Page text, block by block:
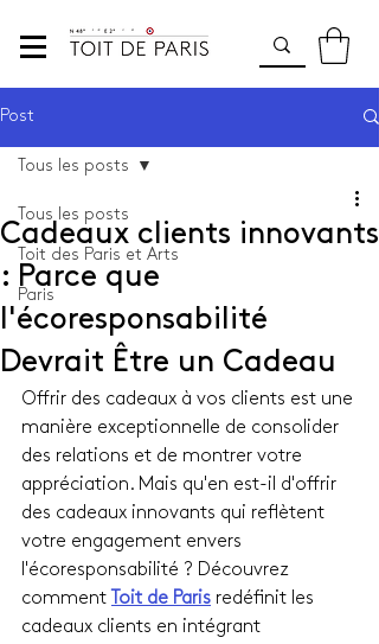
Post
Tous les posts
Toit des Paris et Arts
Paris
Tous les posts
Cadeaux clients innovants
: Parce que
l'écoresponsabilité
Devrait Être un Cadeau
Offrir des cadeaux à vos clients est une
manière exceptionnelle de consolider
des relations et de montrer votre
appréciation. Mais qu'en est-il d'offrir
des cadeaux innovants qui reflètent
votre engagement envers
l'écoresponsabilité ? Découvrez
comment
Toit de Paris redéfinit les
cadeaux clients en intégrant